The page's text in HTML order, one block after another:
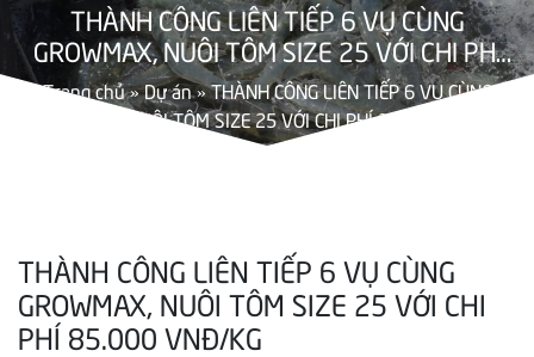
THÀNH CÔNG LIÊN TIẾP 6 VỤ CÙNG
GROWMAX, NUÔI TÔM SIZE 25 VỚI CHI PHÍ
85.000 VNĐ/KG
Trang chủ»Dự án»THÀNH CÔNG LIÊN TIẾP 6 VỤ CÙNG
GROWMAX, NUÔI TÔM SIZE 25 VỚI CHI PHÍ 85.000 VNĐ/KG
THÀNH CÔNG LIÊN TIẾP 6 VỤ CÙNG
GROWMAX, NUÔI TÔM SIZE 25 VỚI CHI
PHÍ 85.000 VNĐ/KG